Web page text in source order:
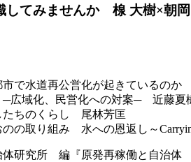
してみませんか 楾 大樹×朝
で水道再公営化が起きているのか
広域化、民営化への対案─ 近藤夏
たちのくらし 尾林芳匡
の取り組み 水への恩返し～
研究所 編『原発再稼働と自治体